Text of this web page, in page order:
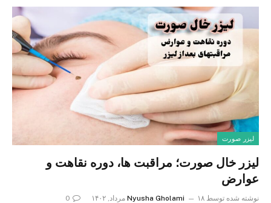
لیزر صورت
لیزر خال صورت؛ مراقبت ها، دوره نقاهت و
عوارض
نوشته شده توسط Nyusha Gholami ۱۸ مرداد, ۱۴۰۲ 0